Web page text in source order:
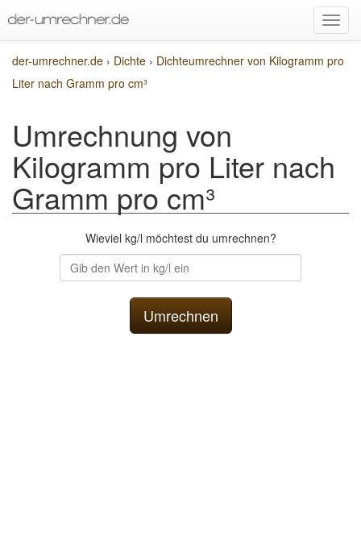
der-umrechner.de › Dichte › Dichteumrechner von Kilogramm pro
Liter nach Gramm pro cm³
Umrechnung von
Kilogramm pro Liter nach
Gramm pro cm³
Wieviel kg/l möchtest du umrechnen?